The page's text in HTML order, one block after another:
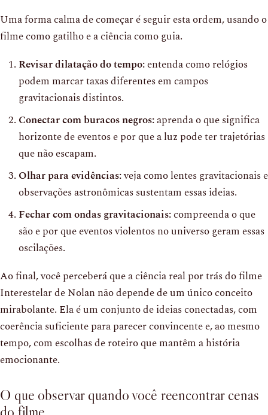
Uma forma calma de começar é seguir esta ordem, usando o
filme como gatilho e a ciência como guia.
Revisar dilatação do tempo:entenda como relógios
podem marcar taxas diferentes em campos
gravitacionais distintos.
Conectar com buracos negros:aprenda o que significa
horizonte de eventos e por que a luz pode ter trajetórias
que não escapam.
Olhar para evidências:veja como lentes gravitacionais e
observações astronômicas sustentam essas ideias.
Fechar com ondas gravitacionais:compreenda o que
são e por que eventos violentos no universo geram essas
oscilações.
Ao final, você perceberá que a ciência real por trás do filme
Interestelar de Nolan não depende de um único conceito
mirabolante. Ela é um conjunto de ideias conectadas, com
coerência suficiente para parecer convincente e, ao mesmo
tempo, com escolhas de roteiro que mantêm a história
emocionante.
O que observar quando você reencontrar cenas